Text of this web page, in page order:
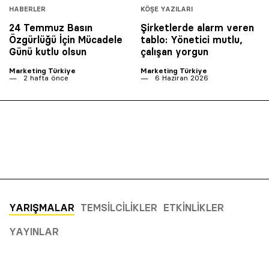
HABERLER
24 Temmuz Basın
Özgürlüğü İçin Mücadele
Günü kutlu olsun
Marketing Türkiye
2 hafta önce
KÖŞE YAZILARI
Şirketlerde alarm veren
tablo: Yönetici mutlu,
çalışan yorgun
Marketing Türkiye
6 Haziran 2026
YARIŞMALAR TEMSILCILIKLER ETKINLIKLER
YAYINLAR